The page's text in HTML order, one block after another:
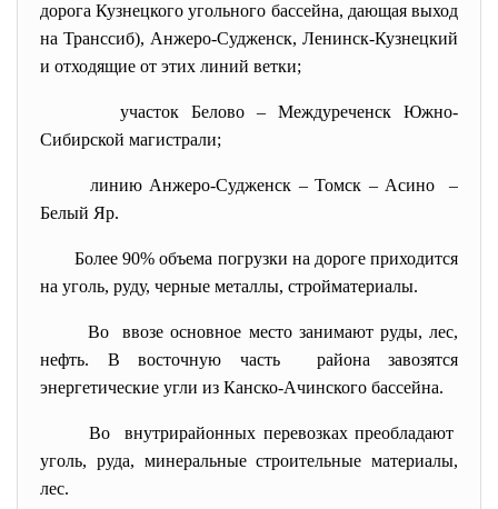
дорога Кузнецкого угольного бассейна, дающая выход
на Транссиб), Анжеро-Судженск, Ленинск-Кузнецкий
и отходящие от этих линий ветки;
участок Белово – Междуреченск Южно-
Сибирской магистрали;
линию Анжеро-Судженск – Томск – Асино –
Белый Яр.
Более 90% объема погрузки на дороге приходится
на уголь, руду, черные металлы, стройматериалы.
Во ввозе основное место занимают руды, лес,
нефть. В восточную часть района завозятся
энергетические угли из Канско-Ачинского бассейна.
Во внутрирайонных перевозках преобладают
уголь, руда, минеральные строительные материалы,
лес.